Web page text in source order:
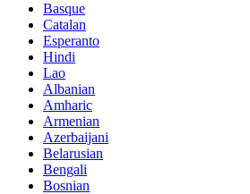
Basque
Catalan
Esperanto
Hindi
Lao
Albanian
Amharic
Armenian
Azerbaijani
Belarusian
Bengali
Bosnian